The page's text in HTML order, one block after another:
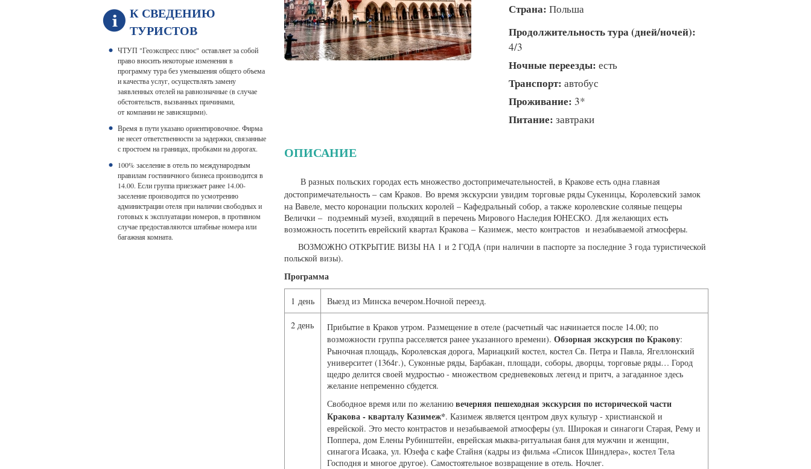
К СВЕДЕНИЮ
ТУРИСТОВ
ЧТУП "Геоэкспресс плюс" оставляет за собой
право вносить некоторые изменения в
программу тура без уменьшения общего объема
и качества услуг, осуществлять замену
заявленных отелей на равнозначные (в случае
обстоятельств, вызванных причинами,
от компании не зависящими).
Время в пути указано ориентировочное. Фирма
не несет ответственности за задержки, связанные
с простоем на границах, пробками на дорогах.
100% заселение в отель по международным
правилам гостиничного бизнеса производится в
14.00. Если группа приезжает ранее 14.00-
заселение производится по усмотрению
администрации отеля при наличии свободных и
готовых к эксплуатации номеров, в противном
случае предоставляются штабные номера или
багажная комната.
Страна: Польша
Продолжительность тура (дней/ночей):
4/3
Ночные переезды: есть
Транспорт: автобус
Проживание: 3*
Питание: завтраки
ОПИСАНИЕ
В разных польских городах есть множество достопримечательностей, в Кракове есть одна главная
достопримечательность – сам Краков. Во время экскурсии увидим торговые ряды Сукеницы, Королевский замок
на Вавеле, место коронации польских королей – Кафедральный собор, а также королевские соляные пещеры
Велички – подземный музей, входящий в перечень Мирового Наследия ЮНЕСКО. Для желающих есть
возможность посетить еврейский квартал Кракова – Казимеж, место контрастов и незабываемой атмосферы.
ВОЗМОЖНО ОТКРЫТИЕ ВИЗЫ НА 1 и 2 ГОДА (при наличии в паспорте за последние 3 года туристической
польской визы).
Программа
1 день Выезд из Минска вечером.Ночной переезд.
2 день
Прибытие в Краков утром. Размещение в отеле (расчетный час начинается после 14.00; по
возможности группа расселяется ранее указанного времени). Обзорная экскурсия по Кракову:
Рыночная площадь, Королевская дорога, Мариацкий костел, костел Св. Петра и Павла, Ягеллонский
университет (1364г.), Суконные ряды, Барбакан, площади, соборы, дворцы, торговые ряды… Город
щедро делится своей мудростью - множеством средневековых легенд и притч, а загаданное здесь
желание непременно сбудется.
Свободное время или по желанию вечерняя пешеходная экскурсия по исторической части
Кракова - кварталу Казимеж*. Казимеж является центром двух культур - христианской и
еврейской. Это место контрастов и незабываемой атмосферы (ул. Широкая и синагоги Старая, Рему и
Поппера, дом Елены Рубинштейн, еврейская мыква-ритуальная баня для мужчин и женщин,
синагога Исаака, ул. Юзефа с кафе Стайня (кадры из фильма «Список Шиндлера», костел Тела
Господня и многое другое). Самостоятельное возвращение в отель. Ночлег.